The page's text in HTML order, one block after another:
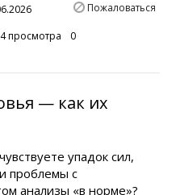
Пожаловаться
просмотра 0
— как их
упадок сил,
проблемы с
анализы «в норме»?